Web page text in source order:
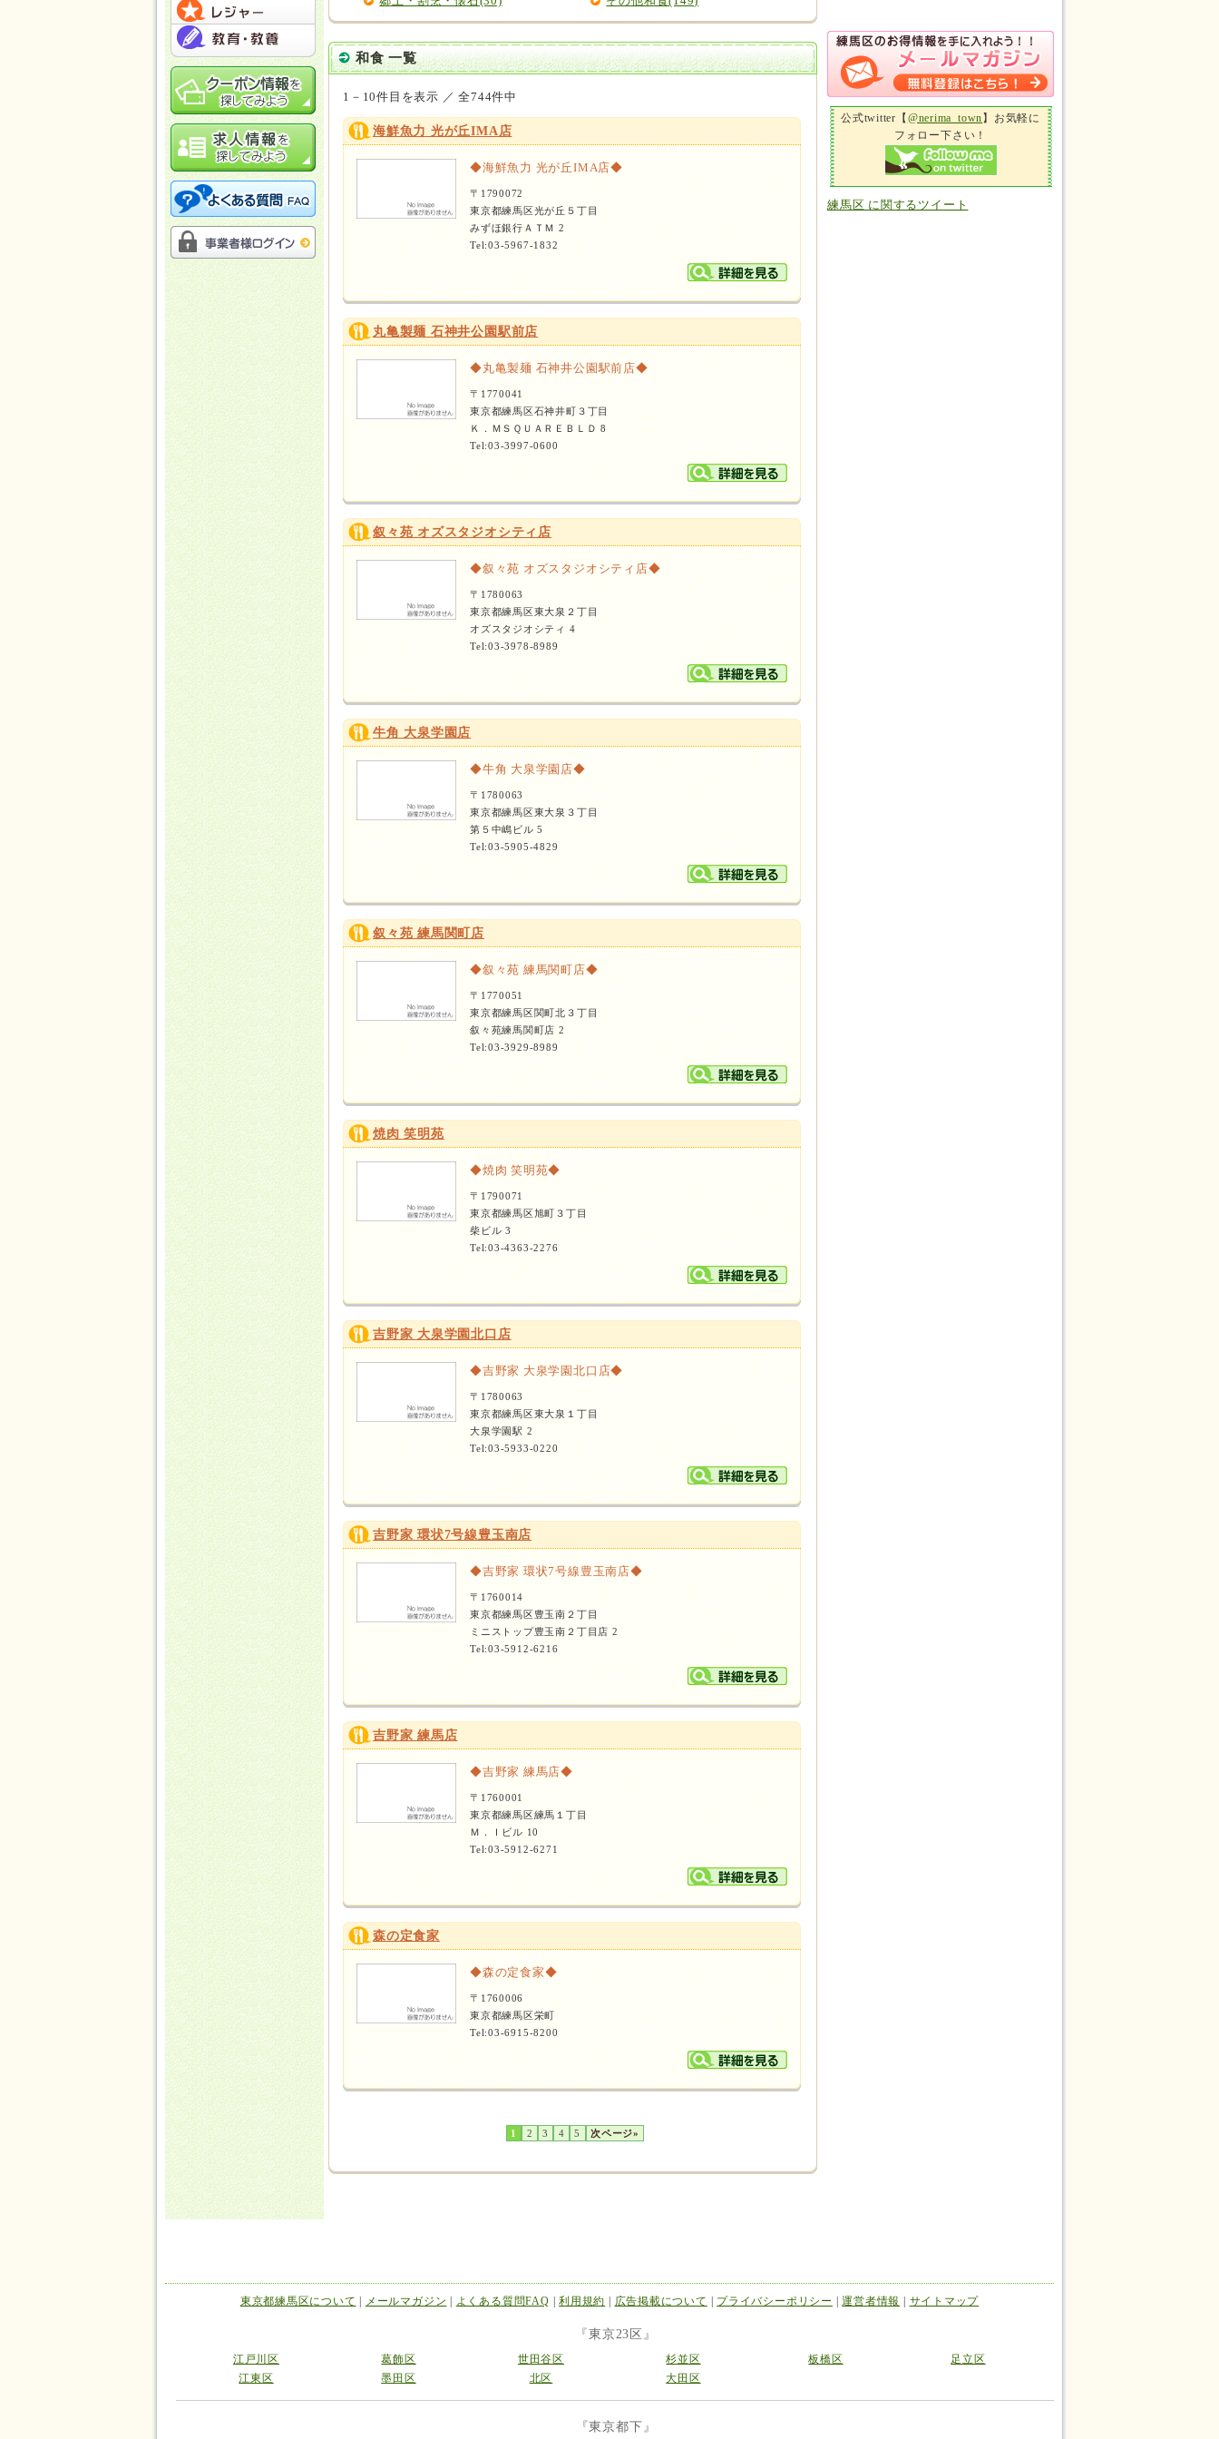
和食 一覧
1－10件目を表示 ／ 全744件中
海鮮魚力 光が丘IMA店
◆海鮮魚力 光が丘IMA店◆
〒1790072
東京都練馬区光が丘５丁目
みずほ銀行ＡＴＭ 2
Tel:03-5967-1832
丸亀製麺 石神井公園駅前店
◆丸亀製麺 石神井公園駅前店◆
〒1770041
東京都練馬区石神井町３丁目
Ｋ．ＭＳＱＵＡＲＥＢＬＤ 8
Tel:03-3997-0600
叙々苑 オズスタジオシティ店
◆叙々苑 オズスタジオシティ店◆
〒1780063
東京都練馬区東大泉２丁目
オズスタジオシティ 4
Tel:03-3978-8989
牛角 大泉学園店
◆牛角 大泉学園店◆
〒1780063
東京都練馬区東大泉３丁目
第５中嶋ビル 5
Tel:03-5905-4829
叙々苑 練馬関町店
◆叙々苑 練馬関町店◆
〒1770051
東京都練馬区関町北３丁目
叙々苑練馬関町店 2
Tel:03-3929-8989
焼肉 笑明苑
◆焼肉 笑明苑◆
〒1790071
東京都練馬区旭町３丁目
柴ビル 3
Tel:03-4363-2276
吉野家 大泉学園北口店
◆吉野家 大泉学園北口店◆
〒1780063
東京都練馬区東大泉１丁目
大泉学園駅 2
Tel:03-5933-0220
吉野家 環状7号線豊玉南店
◆吉野家 環状7号線豊玉南店◆
〒1760014
東京都練馬区豊玉南２丁目
ミニストップ豊玉南２丁目店 2
Tel:03-5912-6216
吉野家 練馬店
◆吉野家 練馬店◆
〒1760001
東京都練馬区練馬１丁目
Ｍ．Ｉビル 10
Tel:03-5912-6271
森の定食家
◆森の定食家◆
〒1760006
東京都練馬区栄町
Tel:03-6915-8200
1 2 3 4 5 次ページ»
公式twitter【 @nerima_town 】お気軽に
フォロー下さい！
練馬区 に関するツイート
東京都練馬区について メールマガジン よくある質問FAQ |利用規約 広告掲載について プライバシーポリシー |運営者情報 サイトマップ
『東京23区』
江戸川区 葛飾区 世田谷区 杉並区 板橋区
足立区
江東区
墨田区 北区 大田区
『東京都下』